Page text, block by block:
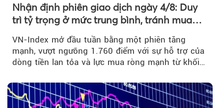
Nhận định phiên giao dịch ngày 4/8: Duy
trì tỷ trọng ở mức trung bình, tránh mua
VN-Index mở đầu tuần bằng một phiên tăng
mạnh, vượt ngưỡng 1.760 điểm với sự hỗ trợ của
dòng tiền lan tỏa và lực mua ròng mạnh từ khối